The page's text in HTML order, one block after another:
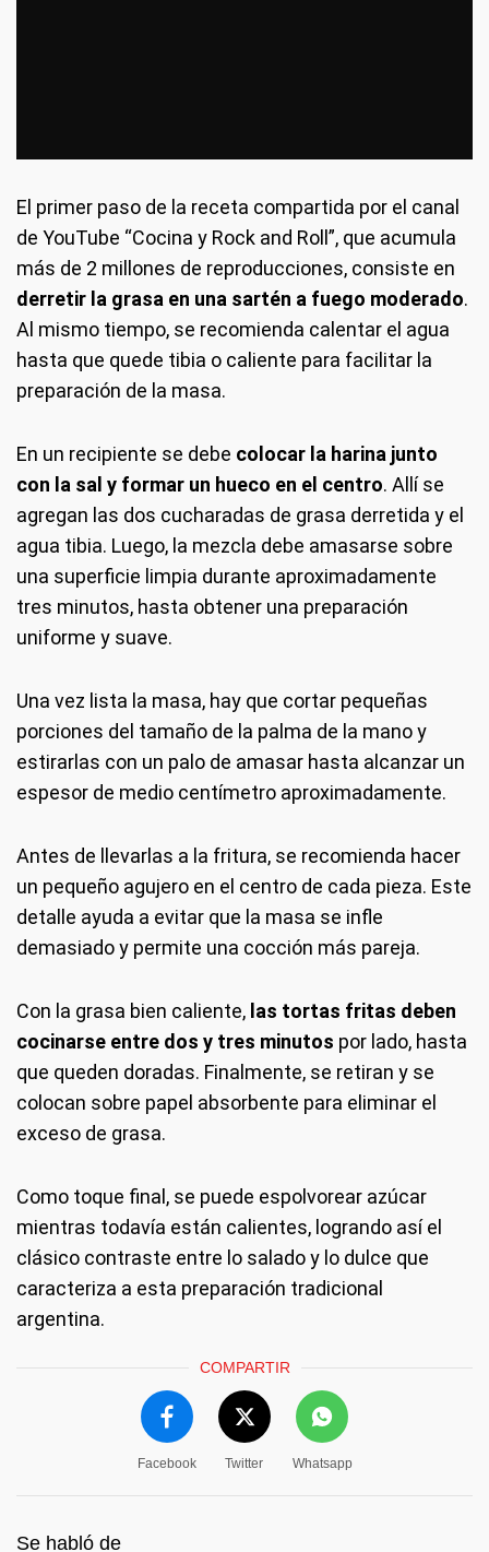
El primer paso de la receta compartida por el canal
de YouTube “Cocina y Rock and Roll”, que acumula
más de 2 millones de reproducciones, consiste en
derretir la grasa en una sartén a fuego moderado.
Al mismo tiempo, se recomienda calentar el agua
hasta que quede tibia o caliente para facilitar la
preparación de la masa.
En un recipiente se debe colocar la harina junto
con la sal y formar un hueco en el centro. Allí se
agregan las dos cucharadas de grasa derretida y el
agua tibia. Luego, la mezcla debe amasarse sobre
una superficie limpia durante aproximadamente
tres minutos, hasta obtener una preparación
uniforme y suave.
Una vez lista la masa, hay que cortar pequeñas
porciones del tamaño de la palma de la mano y
estirarlas con un palo de amasar hasta alcanzar un
espesor de medio centímetro aproximadamente.
Antes de llevarlas a la fritura, se recomienda hacer
un pequeño agujero en el centro de cada pieza. Este
detalle ayuda a evitar que la masa se infle
demasiado y permite una cocción más pareja.
Con la grasa bien caliente, las tortas fritas deben
cocinarse entre dos y tres minutos por lado, hasta
que queden doradas. Finalmente, se retiran y se
colocan sobre papel absorbente para eliminar el
exceso de grasa.
Como toque final, se puede espolvorear azúcar
mientras todavía están calientes, logrando así el
clásico contraste entre lo salado y lo dulce que
caracteriza a esta preparación tradicional
argentina.
COMPARTIR
Facebook Twitter Whatsapp
Se habló de